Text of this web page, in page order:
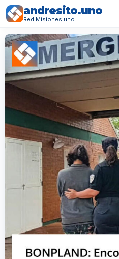
andresito.uno
Red Misiones.uno